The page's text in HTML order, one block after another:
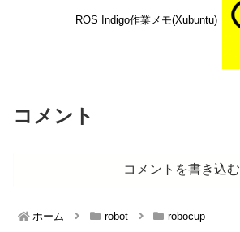
ROS Indigo作業メモ(Xubuntu)
コメント
コメントを書き込む
ホーム robot robocup